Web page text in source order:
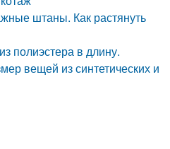
штаны. Как растянуть
полиэстера в длину.
вещей из синтетических и